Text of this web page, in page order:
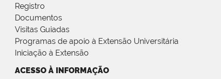
Registro
Documentos
Visitas Guiadas
Programas de apoio à Extensão Universitária
Iniciação à Extensão
ACESSO À INFORMAÇÃO